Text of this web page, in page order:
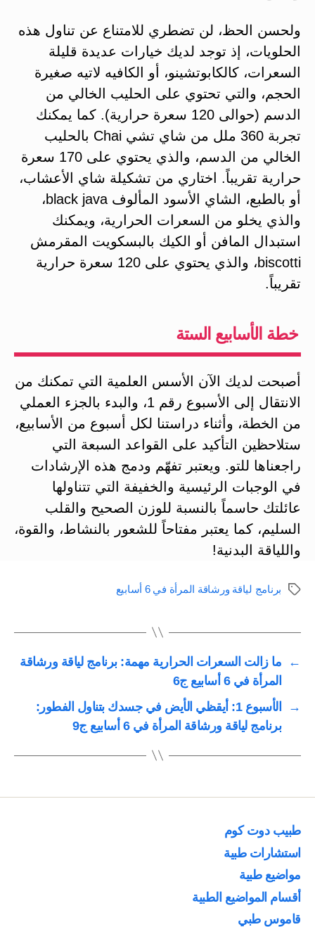
ولحسن الحظ، لن تضطري للامتناع عن تناول هذه
الحلويات، إذ توجد لديك خيارات عديدة قليلة
السعرات، كالكابوتشينو، أو الكافيه لاتيه صغيرة
الحجم، والتي تحتوي على الحليب الخالي من
الدسم (حوالى 120 سعرة حرارية). كما يمكنك
تجربة 360 ملل من شاي تشي Chai بالحليب
الخالي من الدسم، والذي يحتوي على 170 سعرة
حرارية تقريباً. اختاري من تشكيلة شاي الأعشاب،
أو بالطبع، الشاي الأسود المألوف black java،
والذي يخلو من السعرات الحرارية، ويمكنك
استبدال المافن أو الكيك بالبسكويت المقرمش
biscotti، والذي يحتوي على 120 سعرة حرارية
تقريباً.
خطة الأسابيع الستة
أصبحت لديك الآن الأسس العلمية التي تمكنك من
الانتقال إلى الأسبوع رقم 1، والبدء بالجزء العملي
من الخطة، وأثناء دراستنا لكل أسبوع من الأسابيع،
ستلاحظين التأكيد على القواعد السبعة التي
راجعناها للتو. ويعتبر تفهّم ودمج هذه الإرشادات
في الوجبات الرئيسية والخفيفة التي تتناولها
عائلتك حاسماً بالنسبة للوزن الصحيح والقلب
السليم، كما يعتبر مفتاحاً للشعور بالنشاط، والقوة،
واللياقة البدنية!
الوسومبرنامج لياقة ورشاقة المرأة في 6 أسابيع
←
ما زالت السعرات الحرارية مهمة: برنامج لياقة ورشاقة
المرأة في 6 أسابيع ج6
→
الأسبوع 1: أيقظي الأيض في جسدك بتناول الفطور:
برنامج لياقة ورشاقة المرأة في 6 أسابيع ج9
طبيب دوت كوم
استشارات طبية
مواضيع طبية
أقسام المواضيع الطبية
قاموس طبي